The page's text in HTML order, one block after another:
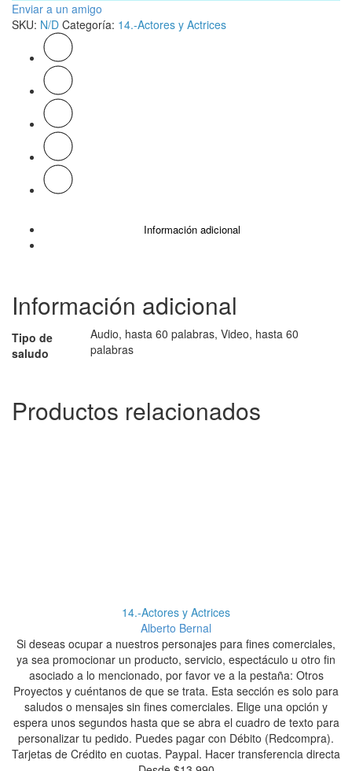
Enviar a un amigo
SKU: N/D Categoría: 14.-Actores y Actrices
Información adicional
Información adicional
Tipo de
saludo
Audio, hasta 60 palabras, Video, hasta 60
palabras
Productos relacionados
14.-Actores y Actrices
Alberto Bernal
Si deseas ocupar a nuestros personajes para fines comerciales,
ya sea promocionar un producto, servicio, espectáculo u otro fin
asociado a lo mencionado, por favor ve a la pestaña: Otros
Proyectos y cuéntanos de que se trata. Esta sección es solo para
saludos o mensajes sin fines comerciales. Elige una opción y
espera unos segundos hasta que se abra el cuadro de texto para
personalizar tu pedido. Puedes pagar con Débito (Redcompra).
Tarjetas de Crédito en cuotas. Paypal. Hacer transferencia directa